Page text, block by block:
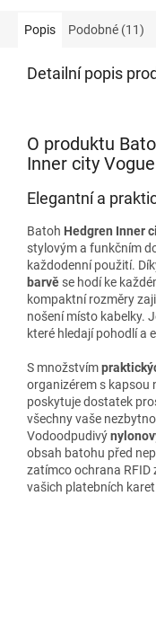
Popis Podobné (11)
Detailní popis
O produktu
Inner city Vogue
Elegantní a
Batoh Hedgren Inner
stylovým a funkčním
každodenní použití.
barvě se hodí ke
kompaktní rozměry
nošení místo kabelky.
které hledají pohodlí a
S množstvím
organizérem s kapsou
poskytuje dostatek
všechny vaše
Vodoodpudivý
obsah batohu před
zatímco ochrana RFID
vašich platebních